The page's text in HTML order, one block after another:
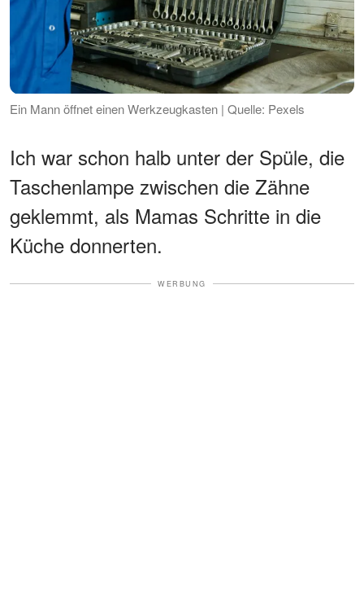
Ein Mann öffnet einen Werkzeugkasten | Quelle: Pexels
Ich war schon halb unter der Spüle, die
Taschenlampe zwischen die Zähne
geklemmt, als Mamas Schritte in die
Küche donnerten.
WERBUNG